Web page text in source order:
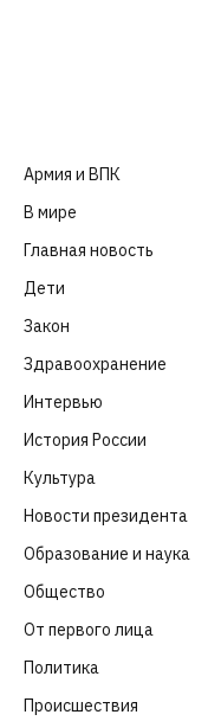
Армия и ВПК
В мире
Главная новость
Дети
Закон
Здравоохранение
Интервью
История России
Культура
Новости президента
Образование и наука
Общество
От первого лица
Политика
Происшествия